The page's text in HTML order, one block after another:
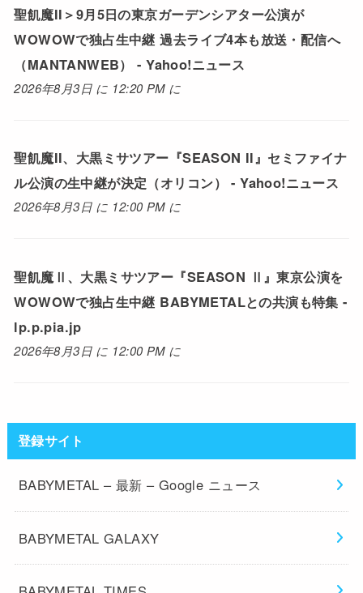
聖飢魔II＞9月5日の東京ガーデンシアター公演が
WOWOWで独占生中継 過去ライブ4本も放送・配信へ
（MANTANWEB） - Yahoo!ニュース
2026年8月3日 に 12:20 PM に
聖飢魔II、大黒ミサツアー『SEASON II』セミファイナ
ル公演の生中継が決定（オリコン） - Yahoo!ニュース
2026年8月3日 に 12:00 PM に
聖飢魔Ⅱ、大黒ミサツアー『SEASON Ⅱ』東京公演を
WOWOWで独占生中継 BABYMETALとの共演も特集 -
lp.p.pia.jp
2026年8月3日 に 12:00 PM に
登録サイト
BABYMETAL – 最新 – Google ニュース
BABYMETAL GALAXY